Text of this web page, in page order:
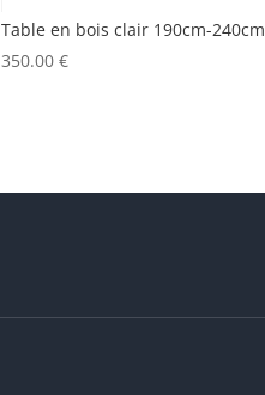
Table en bois clair 190cm-240cm
350.00€